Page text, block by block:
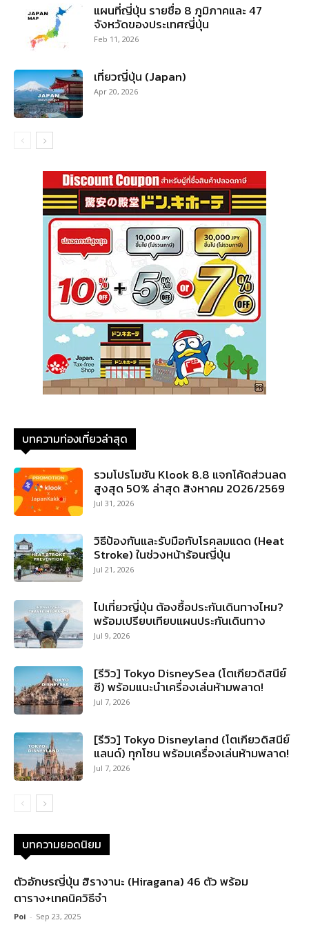
แผนที่ญี่ปุ่น รายชื่อ 8 ภูมิภาคและ 47
จังหวัดของประเทศญี่ปุ่น
Feb 11, 2026
เที่ยวญี่ปุ่น (Japan)
Apr 20, 2026
บทความท่องเที่ยวล่าสุด
รวมโปรโมชัน Klook 8.8 แจกโค้ดส่วนลด
สูงสุด 50% ล่าสุด สิงหาคม 2026/2569
Jul 31, 2026
วิธีป้องกันและรับมือกับโรคลมแดด (Heat
Stroke) ในช่วงหน้าร้อนญี่ปุ่น
Jul 21, 2026
ไปเที่ยวญี่ปุ่น ต้องซื้อประกันเดินทางไหม?
พร้อมเปรียบเทียบแผนประกันเดินทาง
Jul 9, 2026
[รีวิว] Tokyo DisneySea (โตเกียวดิสนีย์
ซี) พร้อมแนะนำเครื่องเล่นห้ามพลาด!
Jul 7, 2026
[รีวิว] Tokyo Disneyland (โตเกียวดิสนีย์
แลนด์) ทุกโซน พร้อมเครื่องเล่นห้ามพลาด!
Jul 7, 2026
บทความยอดนิยม
ตัวอักษรญี่ปุ่น ฮิรางานะ (Hiragana) 46 ตัว พร้อม
ตาราง+เทคนิควิธีจำ
Poi - Sep 23, 2025